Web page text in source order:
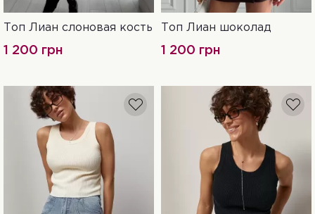
S L M XS
Топ Лиан слоновая кость
1 200 грн
xS S M
Топ Лиан шоколад
1 200 грн